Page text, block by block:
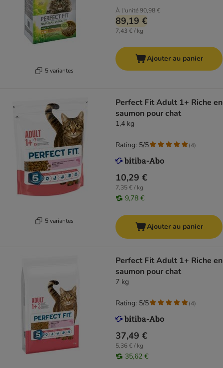
5 variantes
À l'unité90,98 €
89,19 €
7,43 € / kg
Ajouter au panier
5 variantes
Perfect Fit Adult 1+ Riche en
saumon pour chat
1,4 kg
10,29 €
7,35 € / kg
9,78 €
Rating: 5/5 (4)
Ajouter au panier
Perfect Fit Adult 1+ Riche en
saumon pour chat
7 kg
37,49 €
5,36 € / kg
35,62 €
Rating: 5/5 (4)